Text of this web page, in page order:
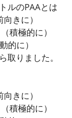
ルのPAAとは
向きに）
（積極的に）
的に）
取りました。
向きに）
（積極的に）